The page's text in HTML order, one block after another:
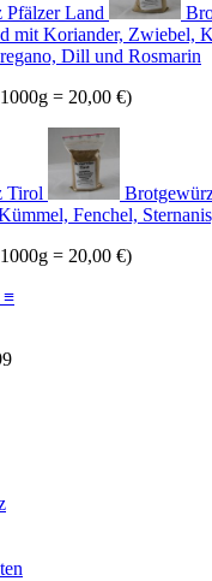
Pfälzer Land
mit Koriander, Zwiebel,
Dill und Rosmarin
= 20,00 €)
Tirol
Fenchel,
= 20,00 €)
≡